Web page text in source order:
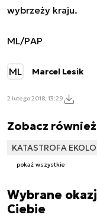
wybrzeży kraju.
ML/PAP
ML Marcel Lesik
2 lutego 2018, 13:29
Zobacz również
KATASTROFA
pokaż wszystkie
Wybrane
Ciebie